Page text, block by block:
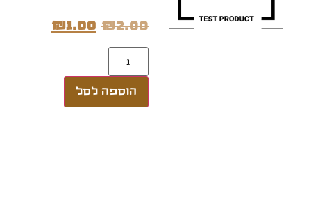
₪2.00
₪1.00
הוספה לסל